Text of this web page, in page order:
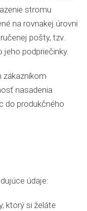
stromu
na rovnakej úrovni
pošty, tzv.
jeho podpriečinky.
zákazníkom
nasadenia
do produkčného
údaje:
ktorý si želáte